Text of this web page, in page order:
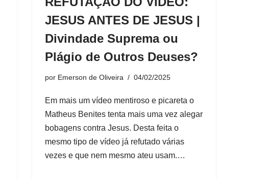
JESUS ANTES DE JESUS |
Divindade Suprema ou
Plágio de Outros Deuses?
por Emerson de Oliveira 04/02/2025
Em mais um vídeo mentiroso e picareta o
Matheus Benites tenta mais uma vez alegar
bobagens contra Jesus. Desta feita o
mesmo tipo de vídeo já refutado várias
vezes e que nem mesmo ateu usam.…